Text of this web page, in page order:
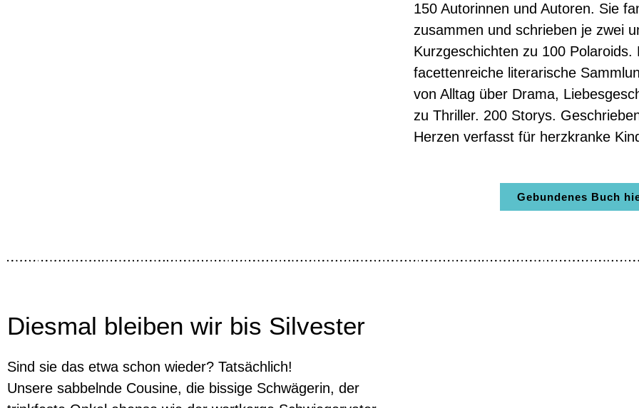
150 Autorinnen und Autoren. Sie
zusammen und schrieben je zwei
Kurzgeschichten zu 100 Polaroids.
facettenreiche literarische
von Alltag über Drama,
zu Thriller. 200 Storys.
Herzen verfasst für herzkranke
Gebundenes Buch
Diesmal bleiben wir bis Silvester
Sind sie das etwa schon wieder? Tatsächlich!
Unsere sabbelnde Cousine, die bissige Schwägerin, der